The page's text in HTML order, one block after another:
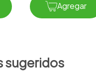
Agregar
sugeridos